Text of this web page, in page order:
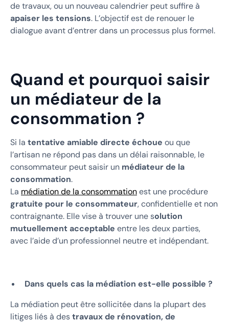
de travaux, ou un nouveau calendrier peut suffire à
apaiser les tensions. L’objectif est de renouer le
dialogue avant d’entrer dans un processus plus formel.
Quand et pourquoi saisir
un médiateur de la
consommation ?
Si la tentative amiable directe échoue ou que
l’artisan ne répond pas dans un délai raisonnable, le
consommateur peut saisir un médiateur de la
consommation.
La médiation de la consommationest une procédure
gratuite pour le consommateur, confidentielle et non
contraignante. Elle vise à trouver une solution
mutuellement acceptable entre les deux parties,
avec l’aide d’un professionnel neutre et indépendant.
Dans quels cas la médiation est-elle possible ?
La médiation peut être sollicitée dans la plupart des
litiges liés à destravaux de rénovation, de